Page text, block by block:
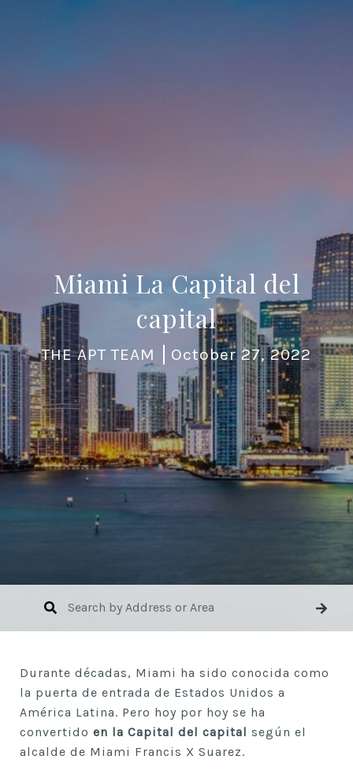
Miami La Capital del
capital
THE APT TEAM October 27, 2022
Durante décadas, Miami ha sido conocida como
la puerta de entrada de Estados Unidos a
América Latina. Pero hoy por hoy se ha
convertido en la Capital del capital según el
alcalde de Miami Francis X Suarez.